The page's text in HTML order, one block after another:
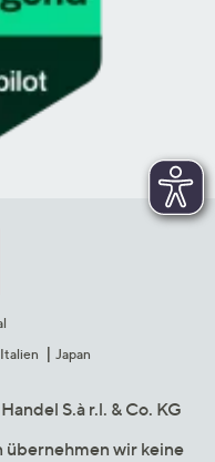
Italien Japan
S.à r.l. & Co. KG
wir keine